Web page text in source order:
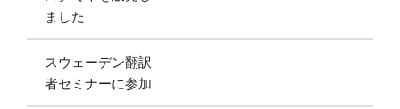
ました
スウェーデン翻訳
者セミナーに参加